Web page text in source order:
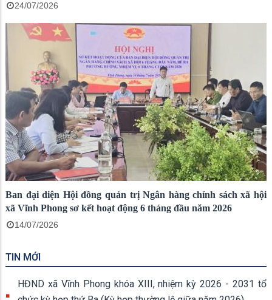
24/07/2026
Ban đại diện Hội đồng quản trị Ngân hàng chính sách xã hội
xã Vĩnh Phong sơ kết hoạt động 6 tháng đầu năm 2026
14/07/2026
TIN MỚI
HĐND xã Vĩnh Phong khóa XIII, nhiệm kỳ 2026 - 2031 tổ